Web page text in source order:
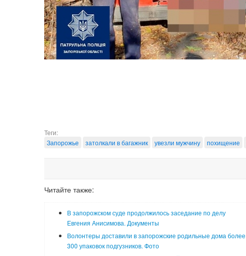
Теги:
Запорожье
затолкали в багажник увезли мужчину похищение
Читайте также:
В запорожском суде продолжилось заседание по делу
Евгения Анисимова. Документы
Волонтеры доставили в запорожские родильные дома более
300 упаковок подгузников. Фото